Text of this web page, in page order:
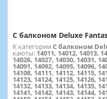
С балконом Deluxe
К категории С балконом
каюты: 14011, 14012, 14013,
14026, 14027, 14030, 14031,
14091, 14092, 14095, 14096,
14108, 14111, 14112, 14115,
14123, 14124, 14125, 14126,
14132, 14133, 14134, 14135,
14141, 14142, 14143, 14144,